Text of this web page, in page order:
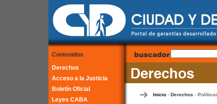
Contenidos
Derechos
Acceso a la Justicia
Boletín Oficial
Leyes CABA
Inicio- Derechos -